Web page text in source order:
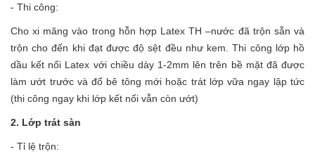
- Thi công:
Cho xi măng vào trong hỗn hợp Latex TH –nước đã trộn sẵn và
trộn cho đến khi đạt được độ sệt đều như kem. Thi công lớp hồ
dầu kết nối Latex với chiều dày 1-2mm lên trên bề mặt đã được
làm ướt trước và đổ bê tông mới hoặc trát lớp vữa ngay lập tức
(thi công ngay khi lớp kết nối vẫn còn ướt)
2. Lớp trát sàn
- Tỉ lệ trộn: